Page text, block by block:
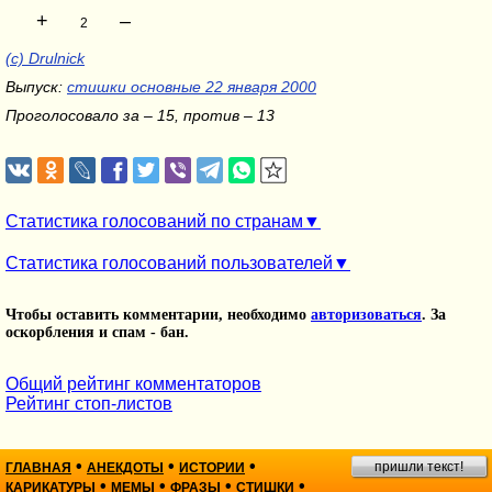
+ 2 –
(c) Drulnick
Выпуск: стишки основные 22 января 2000
Проголосовало за – 15, против – 13
Статистика голосований по странам
Статистика голосований пользователей
Чтобы оставить комментарии, необходимо авторизоваться. За
оскорбления и спам - бан.
Общий рейтинг комментаторов
Рейтинг стоп-листов
ГЛАВНАЯ • АНЕКДОТЫ • ИСТОРИИ •
КАРИКАТУРЫ • МЕМЫ • ФРАЗЫ • СТИШКИ •
пришли текст!